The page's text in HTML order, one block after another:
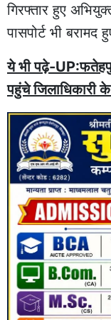
गिरफ्तार हुए
पासपोर्ट भी बरामद
ये भी पढ़े-
पहुंचे जिलाधिकारी